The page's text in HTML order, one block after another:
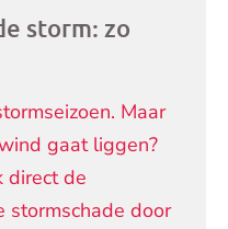
storm: zo
Maar
gaat liggen?
direct de
stormschade door